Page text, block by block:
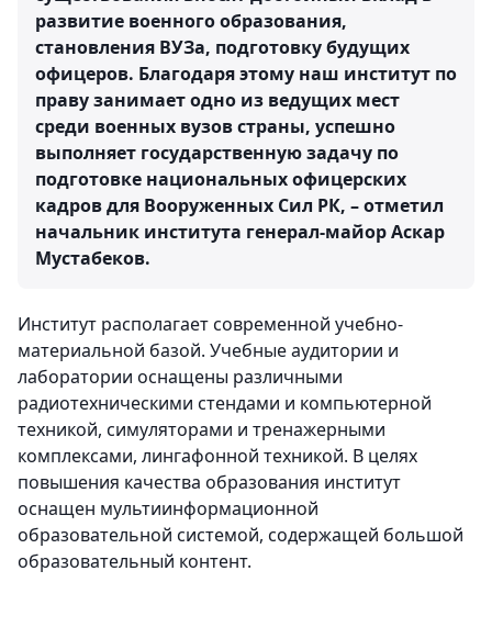
развитие военного образования,
становления ВУЗа, подготовку будущих
офицеров. Благодаря этому наш институт по
праву занимает одно из ведущих мест
среди военных вузов страны, успешно
выполняет государственную задачу по
подготовке национальных офицерских
кадров для Вооруженных Сил РК, – отметил
начальник института генерал-майор Аскар
Мустабеков.
Институт располагает современной учебно-
материальной базой. Учебные аудитории и
лаборатории оснащены различными
радиотехническими стендами и компьютерной
техникой, симуляторами и тренажерными
комплексами, лингафонной техникой. В целях
повышения качества образования институт
оснащен мультиинформационной
образовательной системой, содержащей большой
образовательный контент.